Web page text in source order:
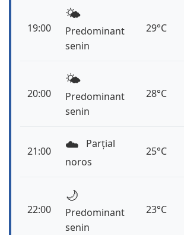
19:00
🌤️
Predominant
senin
29°C
20:00
🌤️
Predominant
senin
28°C
21:00 ☁️
Parțial
noros
25°C
22:00
🌙
Predominant
senin
23°C